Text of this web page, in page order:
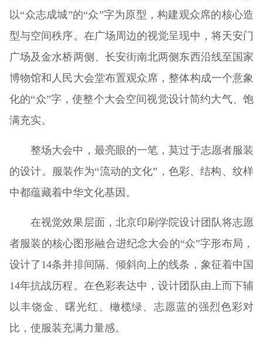
以“众志成城”的“众”字为原型，构建观众席的核心造
型与空间秩序。在广场周边的视觉呈现中，将天安门
广场及金水桥两侧、长安街南北两侧东西沿线至国家
博物馆和人民大会堂布置观众席，整体构成一个意象
化的“众”字，使整个大会空间视觉设计简约大气、饱
满充实。
整场大会中，最亮眼的一笔，莫过于志愿者服装
的设计。服装作为“流动的文化”，色彩、结构、纹样
中都蕴藏着中华文化基因。
在视觉效果层面，北京印刷学院设计团队将志愿
者服装的核心图形融合进纪念大会的“众”字形布局，
设计了14条并排间隔、倾斜向上的线条，象征着中国
14年抗战历程。在色彩表达中，设计团队由上而下辅
以丰饶金、曙光红、橄榄绿、志愿蓝的强烈色彩对
比，使服装充满力量感。